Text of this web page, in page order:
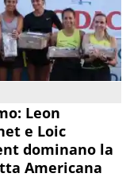
Leon
e Loic
dominano la
Americana